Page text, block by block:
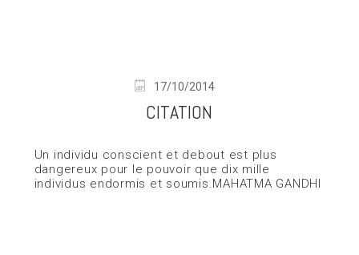
17/10/2014
CITATION
Un individu conscient et debout est plus
dangereux pour le pouvoir que dix mille
individus endormis et soumis.MAHATMA GANDHI